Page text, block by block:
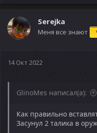
Serejka
Меня все знают
14 Окт 2022
GlinoMes написал(а):
Как правильно
Засунул 2 талика в